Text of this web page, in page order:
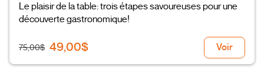
Le plaisir de la table: trois étapes savoureuses pour une
découverte gastronomique!
75,00$ 49,00$ Voir